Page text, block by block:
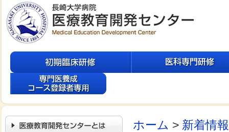
ホーム > 新着情